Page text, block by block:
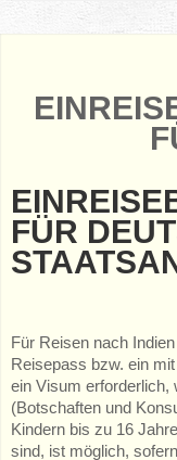
FÜR
Für Reisen nach
Reisepass bzw. ein
ein Visum erforderlich,
(Botschaften und
Kindern bis zu 16
sind, ist möglich,